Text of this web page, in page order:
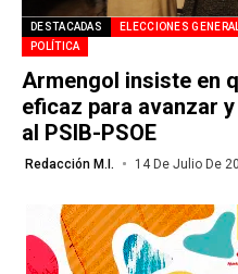
DESTACADAS ELECCIONES
POLÍTICA
Armengol insiste en
eficaz para avanzar
al PSIB-PSOE
Redacción M.I. 14 De Julio De